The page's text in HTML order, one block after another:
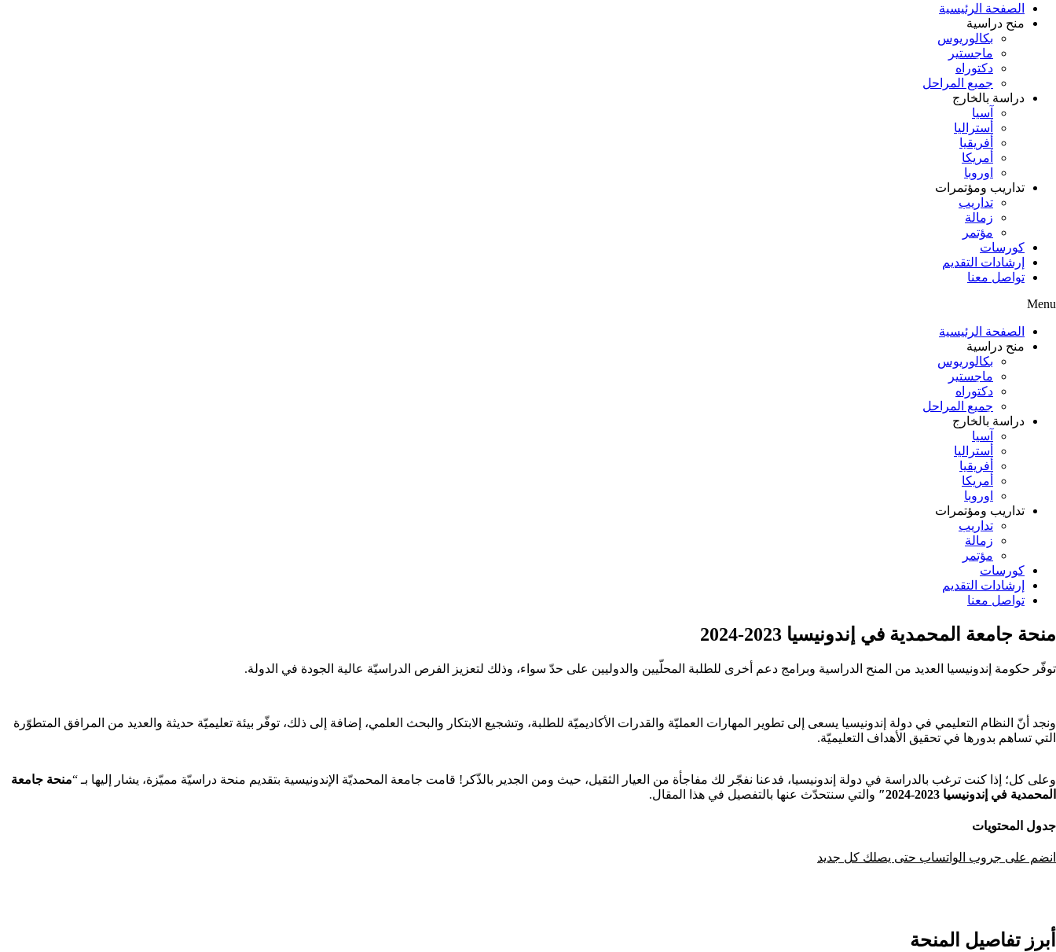
الصفحة الرئيسية
منح دراسية
بكالوريوس
ماجستير
دكتوراه
جميع المراحل
دراسة بالخارج
آسيا
أستراليا
أفريقيا
أمريكا
اوروبا
تداريب ومؤتمرات
تداريب
زمالة
مؤتمر
كورسات
إرشادات التقديم
تواصل معنا
Menu
الصفحة الرئيسية
منح دراسية
بكالوريوس
ماجستير
دكتوراه
جميع المراحل
دراسة بالخارج
آسيا
أستراليا
أفريقيا
أمريكا
اوروبا
تداريب ومؤتمرات
تداريب
زمالة
مؤتمر
كورسات
إرشادات التقديم
تواصل معنا
منحة جامعة المحمدية في إندونيسيا 2023-2024
توفّر حكومة إندونيسيا العديد من المنح الدراسية وبرامج دعم أخرى للطلبة المحلّيين والدوليين على حدّ سواء، وذلك لتعزيز الفرص الدراسيّة عالية الجودة في الدولة.
ونجد أنّ النظام التعليمي في دولة إندونيسيا يسعى إلى تطوير المهارات العمليّة والقدرات الأكاديميّة للطلبة، وتشجيع الابتكار والبحث العلمي، إضافة إلى ذلك، توفّر بيئة تعليميّة حديثة والعديد من المرافق المتطوّرة
التي تساهم بدورها في تحقيق الأهداف التعليميّة.
وعلى كل؛ إذا كنت ترغب بالدراسة في دولة إندونيسيا، فدعنا نفجّر لك مفاجأة من العيار الثقيل، حيث ومن الجدير بالذّكر! قامت جامعة المحمديّة الإندونيسية بتقديم منحة دراسيّة مميّزة، يشار إليها بـ “منحة جامعة
المحمدية في إندونيسيا 2023-2024″
والتي سنتحدّث عنها بالتفصيل في هذا المقال.
جدول المحتويات
انضم على جروب الواتساب حتى يصلك كل جديد
أبرز تفاصيل المنحة